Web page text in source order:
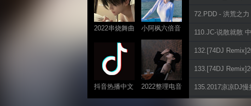
2022串烧舞曲
小阿枫六倍音
质系列 车载
抖音热播中文
系列
2022整理电音
系列
72.PDD - 洪荒之
110.JC-说散就散
132.[74DJ
133.[74DJ
135.2017凉凉DJ